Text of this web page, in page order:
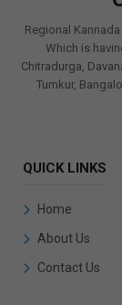
Regional
Which is
Chitradurga,
Tumkur,
QUICK LINKS
Home
About Us
Contact Us